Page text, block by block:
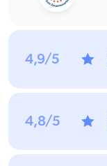
4,9/5
4,8/5